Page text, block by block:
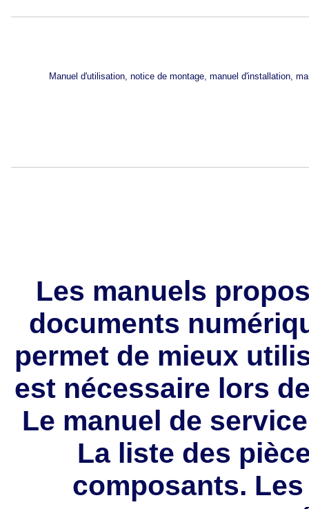
Manuel d'utilisation, notice de montage, manuel d'installation,
Les manuels
documents
permet de mieux
est nécessaire lors
Le manuel de
La liste des
composants.